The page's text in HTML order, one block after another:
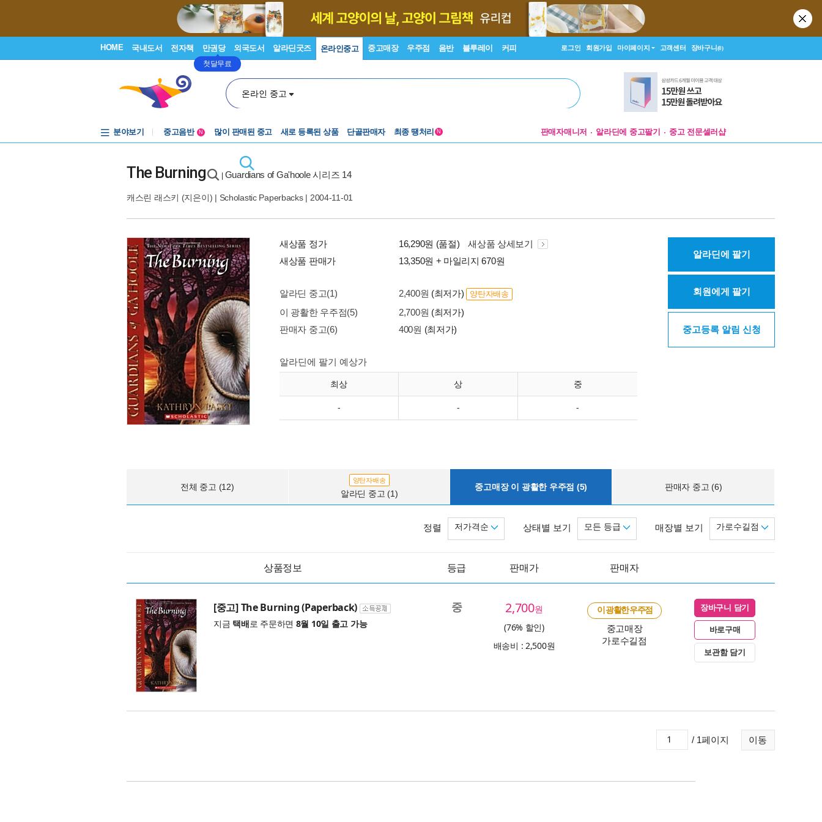
HOME 국내도서 전자책 만권당
첫달무료
외국도서 알라딘굿즈 온라인중고 중고매장 우주점 음반 블루레이 커피 로그인 회원가입 마이페이지 고객센터 장바구니(0)
온라인 중고
분야보기
중고음반
N 많이 판매된 중고 새로 등록된 상품 단골판매자 최종 땡처리 N 판매자매니저 알라딘에 중고팔기 중고 전문셀러샵
The Burning Guardians of Ga'hoole 시리즈 14
캐스린 래스키 (지은이) | Scholastic Paperbacks| 2004-11-01
새상품 정가 16,290원 (품절)
새상품 상세보기
새상품 판매가
13,350원 + 마일리지 670원
알라딘 중고(1) 2,400원 (최저가) 양탄자배송
이 광활한 우주점(5) 2,700원 (최저가)
판매자 중고(6)
400원 (최저가)
알라딘에 팔기 예상가
최상 상 중
- - -
알라딘에 팔기
회원에게 팔기
중고등록 알림 신청
전체 중고 (12)
양탄자배송
알라딘 중고 (1)
중고매장 이 광활한 우주점 (5) 판매자 중고 (6)
매장별 보기 가로수길점
상태별 보기 모든 등급
정렬 저가격순
상품정보 등급 판매가 판매자
[중고] The Burning (Paperback)
지금 택배로 주문하면 8월 10일 출고 가능
중 2,700원
(76% 할인)
배송비 : 2,500원
이 광활한 우주점
중고매장
가로수길점
장바구니 담기
바로구매
보관함 담기
이동
/ 1페이지